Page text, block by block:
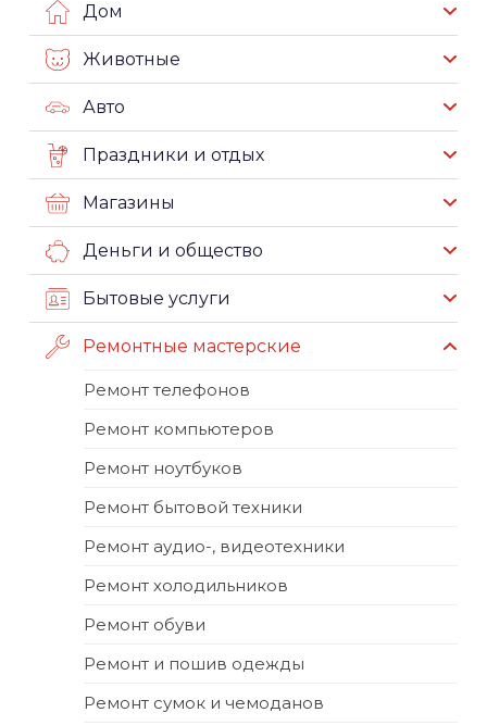
Дом
Животные
Авто
Праздники и отдых
Магазины
Деньги и общество
Бытовые услуги
Ремонтные мастерские
Ремонт телефонов
Ремонт компьютеров
Ремонт ноутбуков
Ремонт бытовой техники
Ремонт аудио-, видеотехники
Ремонт холодильников
Ремонт обуви
Ремонт и пошив одежды
Ремонт сумок и чемоданов